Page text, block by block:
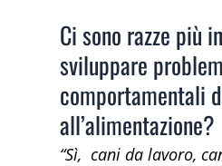
Ci sono razze più
sviluppare
comportamentali
all’alimentazione?
“Sì, cani da lavoro,